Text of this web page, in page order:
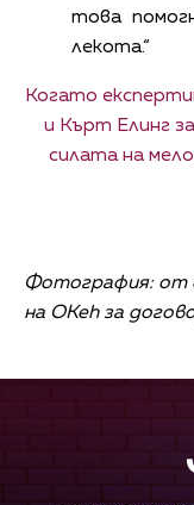
това
лекота.“
Когато
и Кърт Елинг
силата на
Фотография: от
на OKeh за